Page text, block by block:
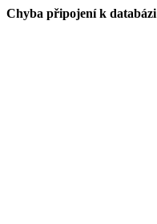
Chyba připojení k databázi